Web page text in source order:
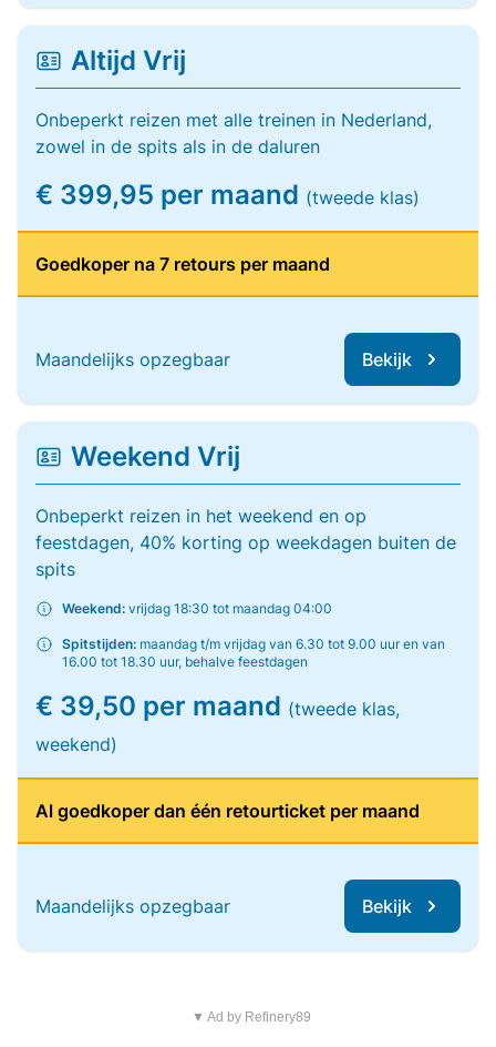
Altijd Vrij
Onbeperkt reizen met alle treinen in Nederland,
zowel in de spits als in de daluren
€ 399,95 per maand (tweede klas)
Goedkoper na 7 retours per maand
Maandelijks opzegbaar Bekijk
Weekend Vrij
Onbeperkt reizen in het weekend en op
feestdagen, 40% korting op weekdagen buiten de
spits
Weekend: vrijdag 18:30 tot maandag 04:00
Spitstijden: maandag t/m vrijdag van 6.30 tot 9.00 uur en van
16.00 tot 18.30 uur, behalve feestdagen
€ 39,50 per maand (tweede klas,
weekend)
Al goedkoper dan één retourticket per maand
Maandelijks opzegbaar Bekijk
▼ Ad by Refinery89